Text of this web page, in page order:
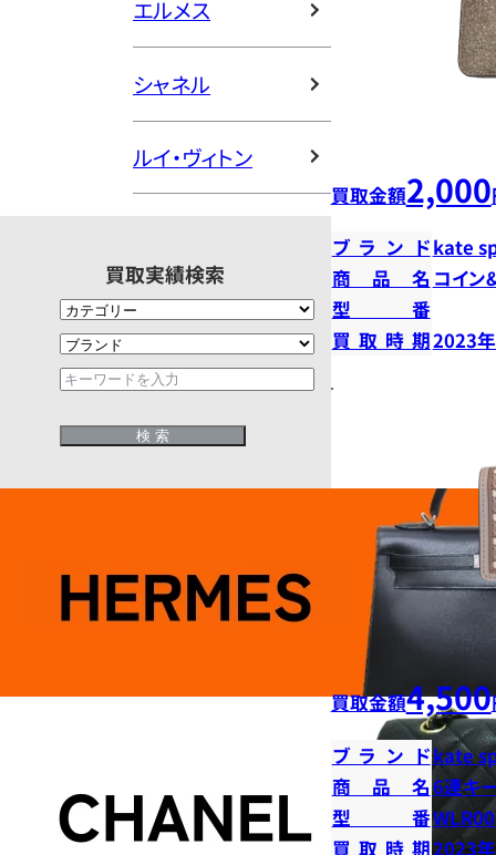
エルメス
シャネル
ルイ・ヴィトン
買取実績検索
買取金額2,000
ブランドkate
商品名 コイン
型番
買取時期2023
買取金額4,500
ブランドkate
商品名6連キ
型番
買取時期2023